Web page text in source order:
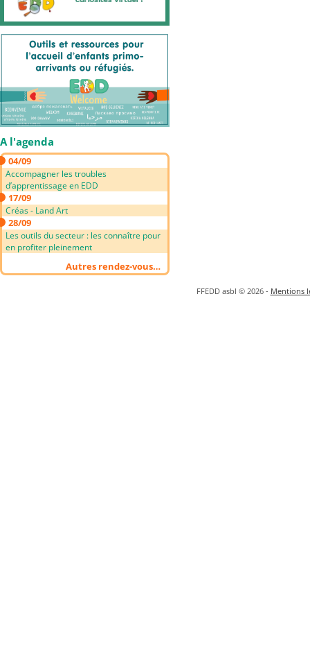
A l'agenda
04/09
Accompagner les troubles
d’apprentissage en EDD
17/09
Créas - Land Art
28/09
Les outils du secteur : les connaître pour
en profiter pleinement
Autres rendez-vous…
FFEDD asbl © 2026 - Mentions